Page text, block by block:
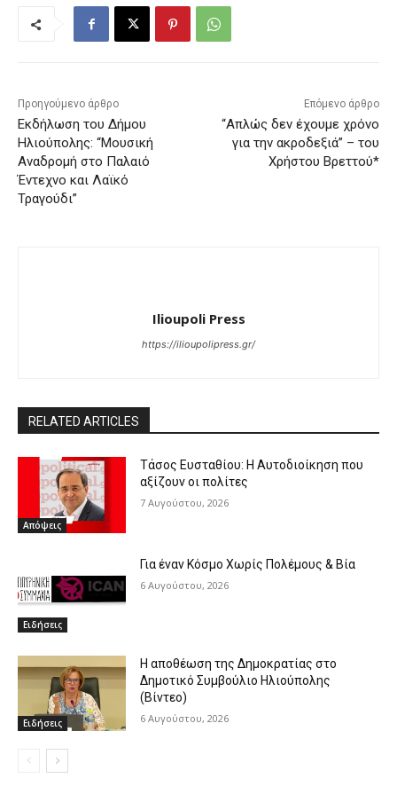
Προηγούμενο άρθρο
Εκδήλωση του Δήμου
Ηλιούπολης: “Μουσική
Αναδρομή στο Παλαιό
Έντεχνο και Λαϊκό
Τραγούδι”
Επόμενο άρθρο
“Απλώς δεν έχουμε χρόνο
για την ακροδεξιά” – του
Xρήστου Βρεττού*
Ilioupoli Press
https://ilioupolipress.gr/
RELATED ARTICLES
Απόψεις
Τάσος Ευσταθίου: Η Αυτοδιοίκηση που
αξίζουν οι πολίτες
7 Αυγούστου, 2026
Ειδήσεις
Για έναν Κόσμο Χωρίς Πολέμους & Βία
6 Αυγούστου, 2026
Ειδήσεις
Η αποθέωση της Δημοκρατίας στο
Δημοτικό Συμβούλιο Ηλιούπολης
(Βίντεο)
6 Αυγούστου, 2026